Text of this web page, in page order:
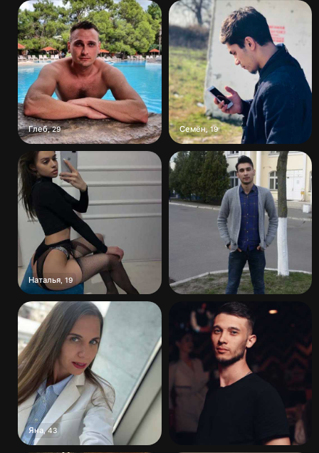
Глеб,29 Семён,19
Наталья 19
Яна,43